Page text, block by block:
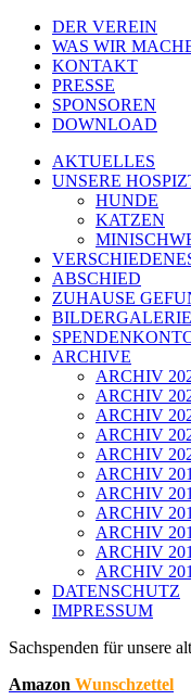
DER VEREIN
WAS WIR
KONTAKT
PRESSE
SPONSOREN
DOWNLOAD
AKTUELLES
UNSERE
HUNDE
KATZEN
ABSCHIED
ZUHAUSE
BILDERGALERIE
ARCHIVE
ARCHIV
ARCHIV
ARCHIV
ARCHIV
ARCHIV
ARCHIV
ARCHIV
ARCHIV
ARCHIV
ARCHIV
ARCHIV
DATENSCHUTZ
IMPRESSUM
Sachspenden für unsere
Amazon Wunschzettel